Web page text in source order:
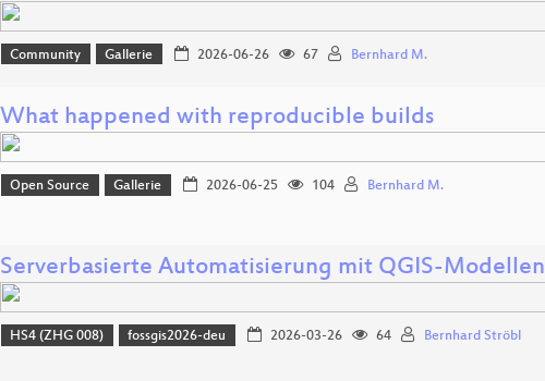
Community Gallerie 2026-06-26 67 Bernhard M.
What happened with reproducible builds
Open Source Gallerie 2026-06-25 104 Bernhard M.
Serverbasierte Automatisierung mit QGIS-Modellen
HS4 (ZHG 008) fossgis2026-deu 2026-03-26 64 Bernhard Ströbl